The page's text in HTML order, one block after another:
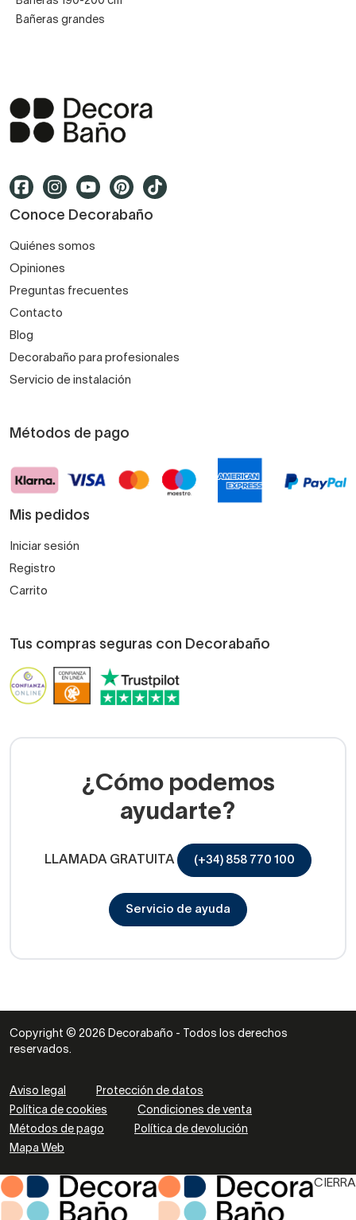
Bañeras grandes
Conoce Decorabaño
Quiénes somos
Opiniones
Preguntas frecuentes
Contacto
Blog
Decorabaño para profesionales
Servicio de instalación
Métodos de pago
Mis pedidos
Iniciar sesión
Registro
Carrito
Tus compras seguras con Decorabaño
¿Cómo podemos
ayudarte?
LLAMADA GRATUITA (+34) 858 770 100
Servicio de ayuda
Copyright © 2026 Decorabaño - Todos los derechos
reservados.
Aviso legal
Protección de datos
Política de cookies
Condiciones de venta
Métodos de pago
Política de devolución
Mapa Web
CIERRA